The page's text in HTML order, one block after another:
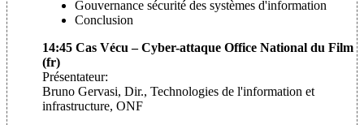
Gouvernance sécurité des systèmes d'information
Conclusion
14:45 Cas Vécu – Cyber-attaque Office National du Film
(fr)
Présentateur:
Bruno Gervasi, Dir., Technologies de l'information et
infrastructure, ONF